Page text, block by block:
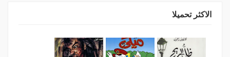
الاكثر تحميلا